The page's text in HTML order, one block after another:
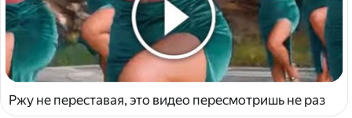
Ржу не переставая, это видео пересмотришь не раз